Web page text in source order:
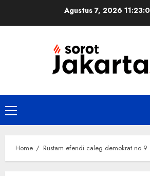
Agustus 7, 2026
Primary
Menu
Home Rustam efendi caleg demokrat no